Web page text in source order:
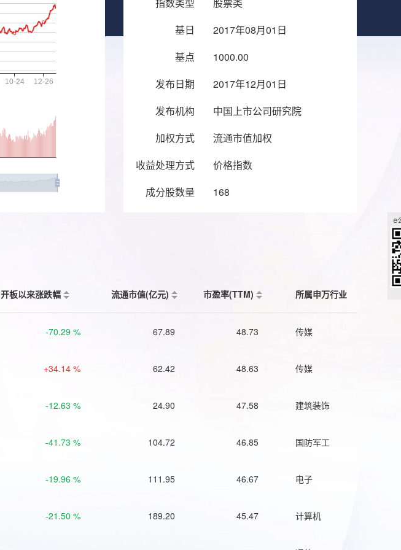
基日
2017年08月01日
基点
1000.00
发布日期
2017年12月01日
发布机构
中国上市公司研究院
加权方式
流通市值加权
收益处理方式
价格指数
成分股数量
168
开板以来涨跌幅 流通市值(亿元) 市盈率(TTM) 所属申万行业
-70.29 % 67.89 48.73 传媒
+34.14 % 62.42 48.63 传媒
-12.63 % 24.90 47.58 建筑装饰
-41.73 % 104.72 46.85 国防军工
-19.96 % 111.95 46.67 电子
-21.50 % 189.20 45.47 计算机